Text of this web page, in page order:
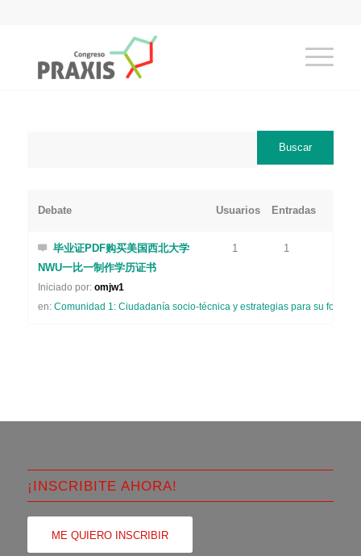
Debate Usuarios Entradas
毕业证PDF购买美国西北大学
NWU一比一制作学历证书
Iniciado por: omjw1
en: Comunidad 1: Ciudadanía socio-técnica y estrategias para su
1 1
¡INSCRIBITE AHORA!
ME QUIERO INSCRIBIR